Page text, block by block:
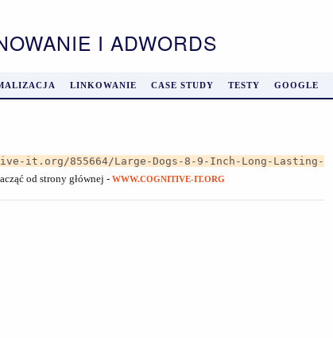
I ADWORDS
LINKOWANIE CASE STUDY TESTY GOOGLE
it.org/855664/Large-Dogs-8-9-Inch-Long-Lasting-
od strony głównej - WWW.COGNITIVE-IT.ORG